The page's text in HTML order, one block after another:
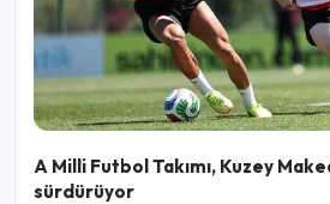
A Milli Futbol Takımı, Kuzey
sürdürüyor